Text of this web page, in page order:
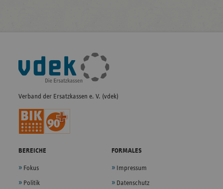
Fußleisten-
Navigation
Verband der Ersatzkassen e. V. (vdek)
BEREICHE
Fokus
Politik
FORMALES
Impressum
Datenschutz